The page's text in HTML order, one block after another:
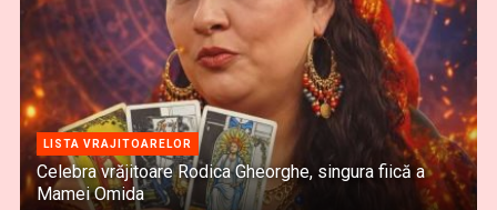
LISTA VRAJITOARELOR
Celebra vrăjitoare Rodica Gheorghe, singura fiică a
Mamei Omida